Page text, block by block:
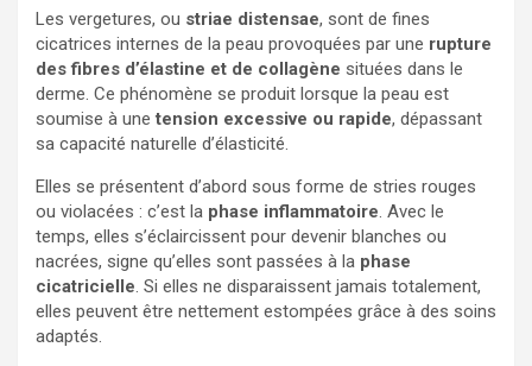
Les vergetures, ou striae distensae, sont de fines
cicatrices internes de la peau provoquées par une rupture
des fibres d’élastine et de collagène situées dans le
derme. Ce phénomène se produit lorsque la peau est
soumise à unetension excessive ou rapide, dépassant
sa capacité naturelle d’élasticité.
Elles se présentent d’abord sous forme de stries rouges
ou violacées : c’est la phase inflammatoire . Avec le
temps, elles s’éclaircissent pour devenir blanches ou
nacrées, signe qu’elles sont passées à la phase
cicatricielle . Si elles ne disparaissent jamais totalement,
elles peuvent être nettement estompées grâce à des soins
adaptés.